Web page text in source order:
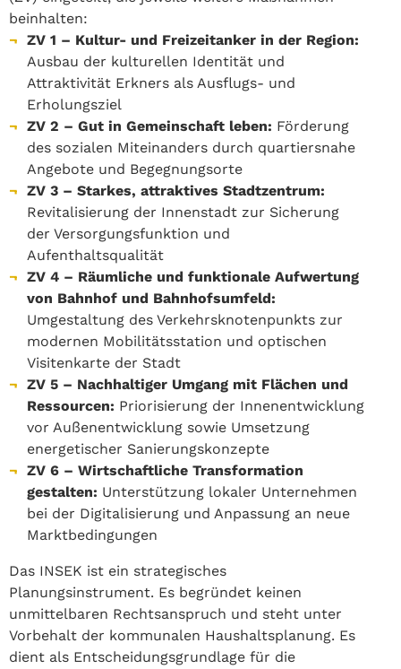
beinhalten:
ZV 1 – Kultur- und Freizeitanker in der Region:
Ausbau der kulturellen Identität und
Attraktivität Erkners als Ausflugs- und
Erholungsziel
ZV 2 – Gut in Gemeinschaft leben: Förderung
des sozialen Miteinanders durch quartiersnahe
Angebote und Begegnungsorte
ZV 3 – Starkes, attraktives Stadtzentrum:
Revitalisierung der Innenstadt zur Sicherung
der Versorgungsfunktion und
Aufenthaltsqualität
ZV 4 – Räumliche und funktionale Aufwertung
von Bahnhof und Bahnhofsumfeld:
Umgestaltung des Verkehrsknotenpunkts zur
modernen Mobilitätsstation und optischen
Visitenkarte der Stadt
ZV 5 – Nachhaltiger Umgang mit Flächen und
Ressourcen: Priorisierung der Innenentwicklung
vor Außenentwicklung sowie Umsetzung
energetischer Sanierungskonzepte
ZV 6 – Wirtschaftliche Transformation
gestalten: Unterstützung lokaler Unternehmen
bei der Digitalisierung und Anpassung an neue
Marktbedingungen
Das INSEK ist ein strategisches
Planungsinstrument. Es begründet keinen
unmittelbaren Rechtsanspruch und steht unter
Vorbehalt der kommunalen Haushaltsplanung. Es
dient als Entscheidungsgrundlage für die